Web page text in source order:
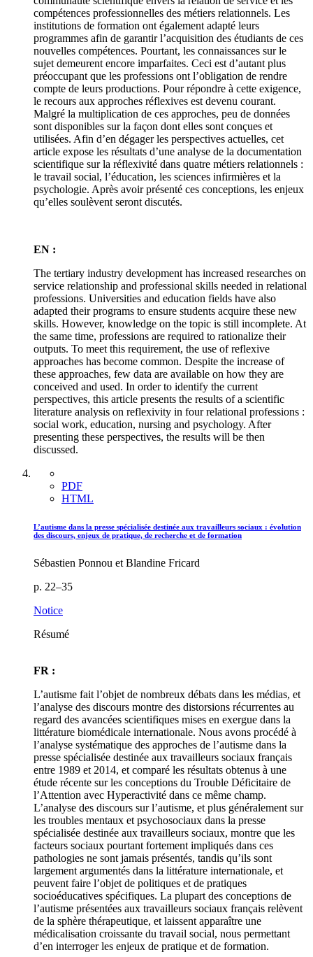
compétences professionnelles des métiers relationnels. Les
institutions de formation ont également adapté leurs
programmes afin de garantir l’acquisition des étudiants de ces
nouvelles compétences. Pourtant, les connaissances sur le
sujet demeurent encore imparfaites. Ceci est d’autant plus
préoccupant que les professions ont l’obligation de rendre
compte de leurs productions. Pour répondre à cette exigence,
le recours aux approches réflexives est devenu courant.
Malgré la multiplication de ces approches, peu de données
sont disponibles sur la façon dont elles sont conçues et
utilisées. Afin d’en dégager les perspectives actuelles, cet
article expose les résultats d’une analyse de la documentation
scientifique sur la réflexivité dans quatre métiers relationnels :
le travail social, l’éducation, les sciences infirmières et la
psychologie. Après avoir présenté ces conceptions, les enjeux
qu’elles soulèvent seront discutés.
EN :
The tertiary industry development has increased researches on
service relationship and professional skills needed in relational
professions. Universities and education fields have also
adapted their programs to ensure students acquire these new
skills. However, knowledge on the topic is still incomplete. At
the same time, professions are required to rationalize their
outputs. To meet this requirement, the use of reflexive
approaches has become common. Despite the increase of
these approaches, few data are available on how they are
conceived and used. In order to identify the current
perspectives, this article presents the results of a scientific
literature analysis on reflexivity in four relational professions :
social work, education, nursing and psychology. After
presenting these perspectives, the results will be then
discussed.
PDF
HTML
L’autisme dans la presse spécialisée destinée aux travailleurs sociaux : évolution
des discours, enjeux de pratique, de recherche et de formation
Sébastien Ponnou et Blandine Fricard
p. 22–35
Notice
Résumé
FR :
L’autisme fait l’objet de nombreux débats dans les médias, et
l’analyse des discours montre des distorsions récurrentes au
regard des avancées scientifiques mises en exergue dans la
littérature biomédicale internationale. Nous avons procédé à
l’analyse systématique des approches de l’autisme dans la
presse spécialisée destinée aux travailleurs sociaux français
entre 1989 et 2014, et comparé les résultats obtenus à une
étude récente sur les conceptions du Trouble Déficitaire de
l’Attention avec Hyperactivité dans ce même champ.
L’analyse des discours sur l’autisme, et plus généralement sur
les troubles mentaux et psychosociaux dans la presse
spécialisée destinée aux travailleurs sociaux, montre que les
facteurs sociaux pourtant fortement impliqués dans ces
pathologies ne sont jamais présentés, tandis qu’ils sont
largement argumentés dans la littérature internationale, et
peuvent faire l’objet de politiques et de pratiques
socioéducatives spécifiques. La plupart des conceptions de
l’autisme présentées aux travailleurs sociaux français relèvent
de la sphère thérapeutique, et laissent apparaître une
médicalisation croissante du travail social, nous permettant
d’en interroger les enjeux de pratique et de formation.